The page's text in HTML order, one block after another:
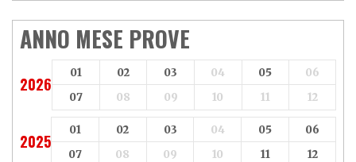
Aeon
Aspes
Axy
Baotian
ANNO MESE PROVE
2026
01 02 03 04 05
06
07
08 09 10 11 12
2025
01 02 03 04 05
06
07
08 09 10 11 12